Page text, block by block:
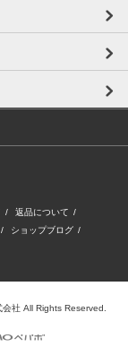
/ 返品について /
ショップブログ /
会社 All Rights Reserved.